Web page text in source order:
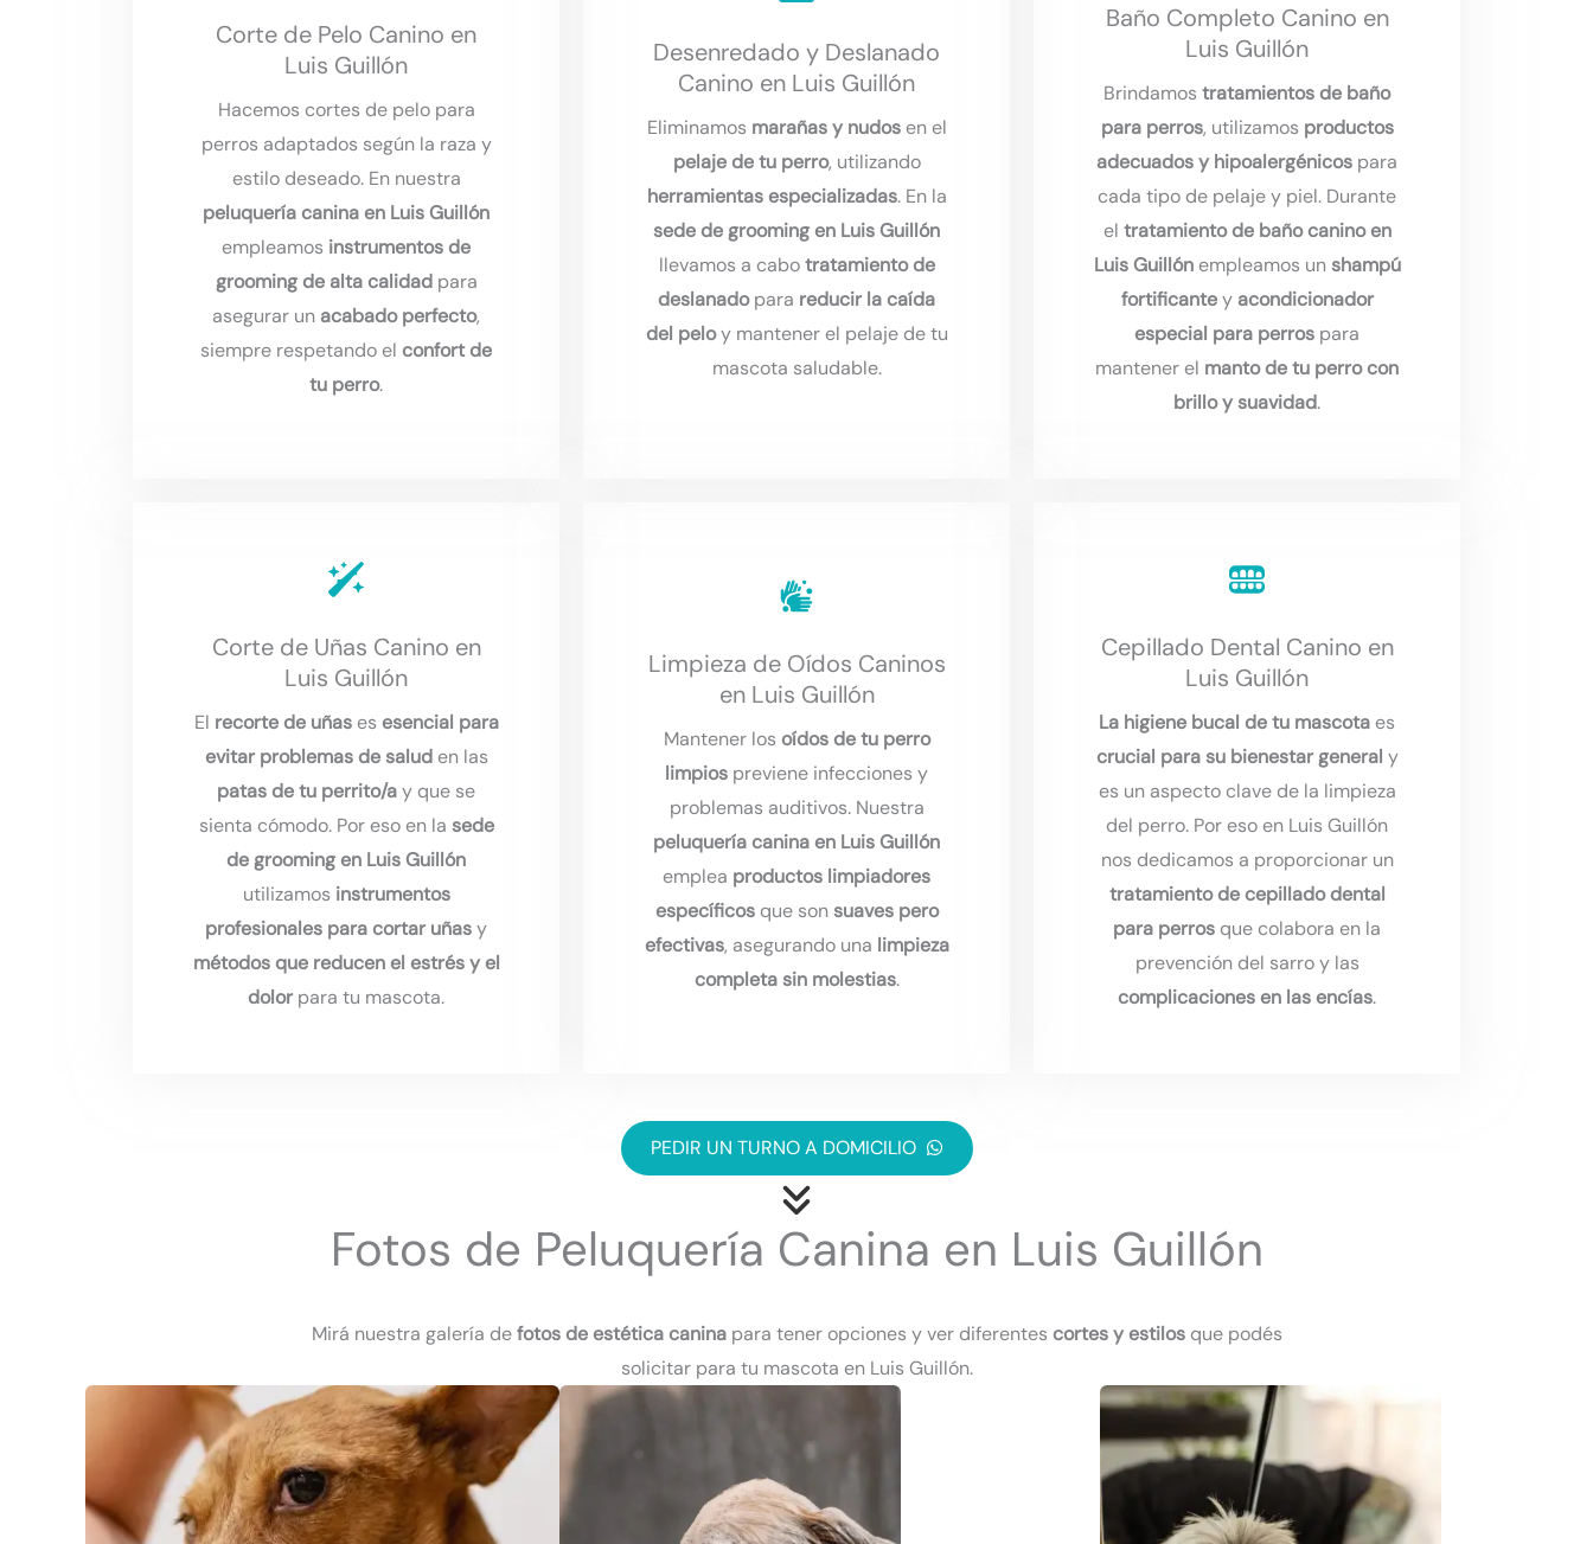
Corte de Pelo Canino en
Luis Guillón
Hacemos cortes de pelo para
perros adaptados según la raza y
estilo deseado. En nuestra
peluquería canina en Luis Guillón
empleamos instrumentos de
grooming de alta calidadpara
asegurar un acabado perfecto,
siempre respetando el confort de
tu perro.
Desenredado y Deslanado
Canino en Luis Guillón
Eliminamos marañas y nudosen el
pelaje de tu perro, utilizando
herramientas especializadas. En la
sede de grooming en Luis Guillón
llevamos a cabotratamiento de
deslanadopara reducir la caída
del peloy mantener el pelaje de tu
mascota saludable.
Baño Completo Canino en
Luis Guillón
Brindamos tratamientos de baño
para perros, utilizamos productos
adecuados y hipoalergénicos para
cada tipo de pelaje y piel. Durante
el tratamiento de baño canino en
Luis Guillónempleamos unshampú
fortificantey acondicionador
especial para perros para
mantener el manto de tu perro con
brillo y suavidad.
Corte de Uñas Canino en
Luis Guillón
El recorte de uñases esencial para
evitar problemas de saluden las
patas de tu perrito/ay que se
sienta cómodo. Por eso en la sede
de grooming en Luis Guillón
utilizamos instrumentos
profesionales para cortar uñasy
métodos que reducen el estrés y el
dolor para tu mascota.
Limpieza de Oídos Caninos
en Luis Guillón
Mantener los oídos de tu perro
limpios previene infecciones y
problemas auditivos. Nuestra
peluquería canina en Luis Guillón
emplea productos limpiadores
específicosque sonsuaves pero
efectivas, asegurando una limpieza
completa sin molestias.
Cepillado Dental Canino en
Luis Guillón
La higiene bucal de tu mascota es
crucial para su bienestar general y
es un aspecto clave de la limpieza
del perro. Por eso en Luis Guillón
nos dedicamos a proporcionar un
tratamiento de cepillado dental
para perros que colabora en la
prevención del sarro y las
complicaciones en las encías.
PEDIR UN TURNO A DOMICILIO
Fotos de Peluquería Canina en Luis Guillón
Mirá nuestra galería defotos de estética caninapara tener opciones y ver diferentes cortes y estilosque podés
solicitar para tu mascota en Luis Guillón.